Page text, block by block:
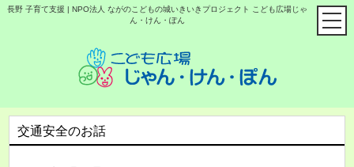
長野 子育て支援 | NPO法人 ながのこどもの城いきいきプロジェクト こども広場じゃ
ん・けん・ぽん
交通安全のお話